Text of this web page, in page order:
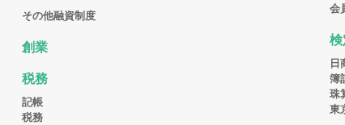
その他融資制度
創業
税務
記帳
税務
会
検
日
簿
珠
東